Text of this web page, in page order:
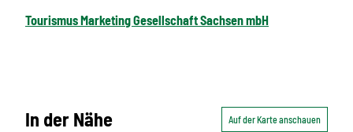
Tourismus Marketing Gesellschaft Sachsen mbH
In der Nähe Auf der Karte anschauen